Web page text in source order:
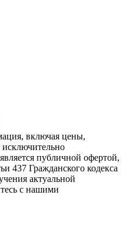
включая цены,
исключительно
публичной офертой,
437 Гражданского кодекса
актуальной
с нашими